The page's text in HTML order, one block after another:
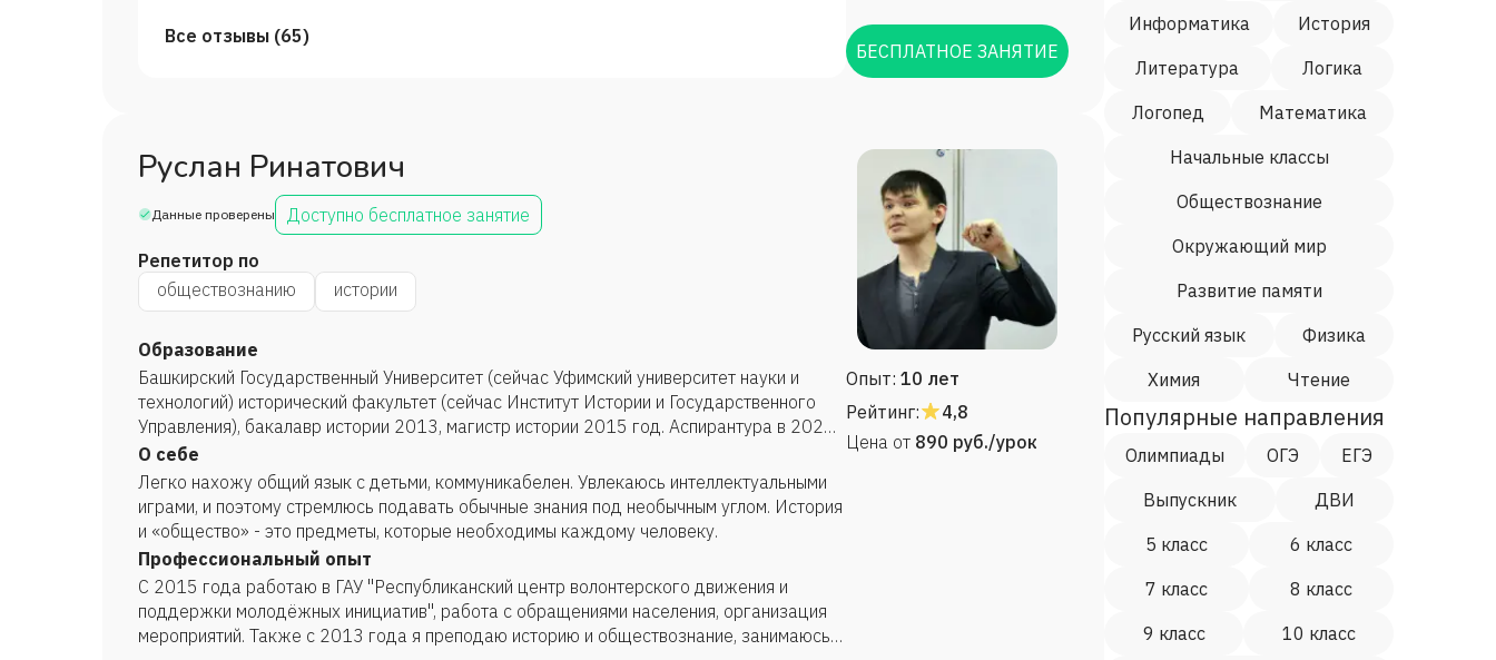
Все отзывы (65)
БЕСПЛАТНОЕ ЗАНЯТИЕ
Руслан Ринатович
Данные проверены Доступно бесплатное занятие
Репетитор по
обществознанию
истории
Образование
Башкирский Государственный Университет (сейчас Уфимский университет науки и
технологий) исторический факультет (сейчас Институт Истории и Государственного
Управления), бакалавр истории 2013, магистр истории 2015 год. Аспирантура в 2020
году.
О себе
Легко нахожу общий язык с детьми, коммуникабелен. Увлекаюсь интеллектуальными
играми, и поэтому стремлюсь подавать обычные знания под необычным углом. История
и «общество» - это предметы, которые необходимы каждому человеку.
Профессиональный опыт
С 2015 года работаю в ГАУ "Республиканский центр волонтерского движения и
поддержки молодёжных инициатив", работа с обращениями населения, организация
мероприятий. Также с 2013 года я преподаю историю и обществознание, занимаюсь
Опыт: 10 лет
Рейтинг:
4,8
Цена от 890 руб./урок
Информатика
История
Литература
Логика
Логопед
Математика
Начальные классы
Обществознание
Окружающий мир
Развитие памяти
Русский язык
Физика
Химия
Чтение
Популярные направления
Олимпиады ОГЭ
ЕГЭ
Выпускник
ДВИ
5 класс
6 класс
7 класс
8 класс
9 класс
10 класс